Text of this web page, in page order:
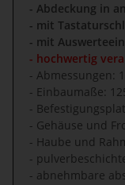
- Abdeckung in
- mit
- mit
- hochwertig
- Abmessungen:
- Einbaumaße:
-
- Gehäuse und
- Haube und
-
- abnehmbare